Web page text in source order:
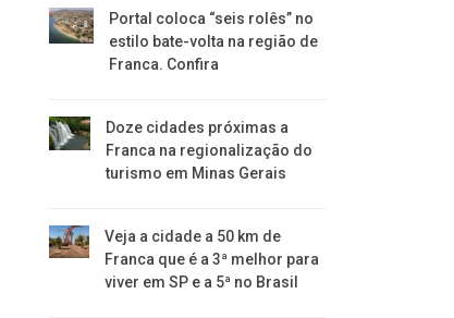
Portal coloca “seis rolês” no
estilo bate-volta na região de
Franca. Confira
​Doze cidades próximas a
Franca na regionalização do
turismo em Minas Gerais
Veja a cidade a 50 km de
Franca que é a 3ª melhor para
viver em SP e a 5ª no Brasil